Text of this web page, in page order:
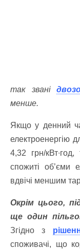
так звані
менше.
Якщо у денний
електроенергію
4,32 грн/
спожиті об’єми
вдвічі меншим
Окрім цього,
ще один
Згідно з
споживачі, що